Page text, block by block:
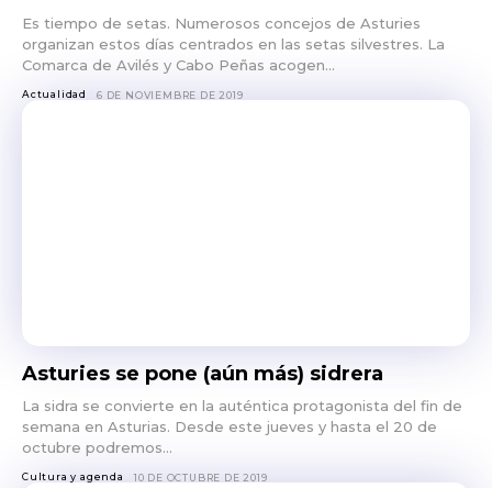
Es tiempo de setas. Numerosos concejos de Asturies
organizan estos días centrados en las setas silvestres. La
Comarca de Avilés y Cabo Peñas acogen...
Actualidad 6 DE NOVIEMBRE DE 2019
Asturies se pone (aún más) sidrera
La sidra se convierte en la auténtica protagonista del fin de
semana en Asturias. Desde este jueves y hasta el 20 de
octubre podremos...
Cultura y agenda 10 DE OCTUBRE DE 2019